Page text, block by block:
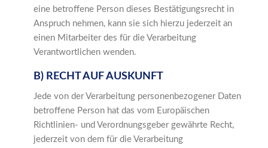
eine betroffene Person dieses Bestätigungsrecht in
Anspruch nehmen, kann sie sich hierzu jederzeit an
einen Mitarbeiter des für die Verarbeitung
Verantwortlichen wenden.
B) RECHT AUF AUSKUNFT
Jede von der Verarbeitung personenbezogener Daten
betroffene Person hat das vom Europäischen
Richtlinien- und Verordnungsgeber gewährte Recht,
jederzeit von dem für die Verarbeitung